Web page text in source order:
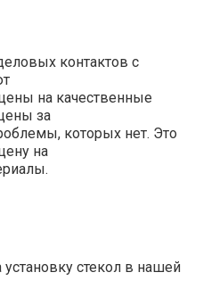
контактов с
на качественные
за
которых нет. Это
на
стекол в нашей